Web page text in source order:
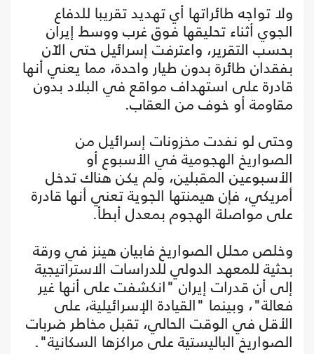
ولا تواجه طائراتها أي تهديد تقريبا للدفاع
الجوي أثناء تحليقها فوق غرب ووسط إيران
بحسب التقرير، واعترفت إسرائيل حتى الآن
بفقدان طائرة بدون طيار واحدة، مما يعني أنها
قادرة على استهداف مواقع في البلاد بدون
مقاومة أو خوف من العقاب.
وحتى لو نفدت مخزونات إسرائيل من
الصواريخ الهجومية في الأسبوع أو
الأسبوعين المقبلين، ولم يكن هناك تدخل
أمريكي، فإن هيمنتها الجوية تعني أنها قادرة
على مواصلة الهجوم بمعدل أبطأ.
وخلص محلل الصواريخ فابيان هينز في ورقة
بحثية للمعهد الدولي للدراسات الاستراتيجية
إلى أن قدرات إيران "انكشفت على أنها غير
فعالة"، وبينما "القيادة الإسرائيلية، على
الأقل في الوقت الحالي، تقبل مخاطر ضربات
الصواريخ الباليستية على مراكزها السكانية".